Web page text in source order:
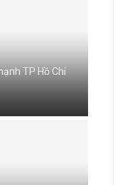
TP Hồ Chí